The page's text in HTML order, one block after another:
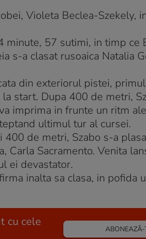
Violeta Beclea-Szekely,
57 sutimi, in timp ce
s-a clasat rusoaica Natalia
din exteriorul pistei,
start. Dupa 400 de metri,
imprima in frunte un ritm
ultimul tur al cursei.
de metri, Szabo s-a
Sacramento. Venita
ei devastator.
inalta sa clasa, in pofida
cu cele
ABONEAZĂ-